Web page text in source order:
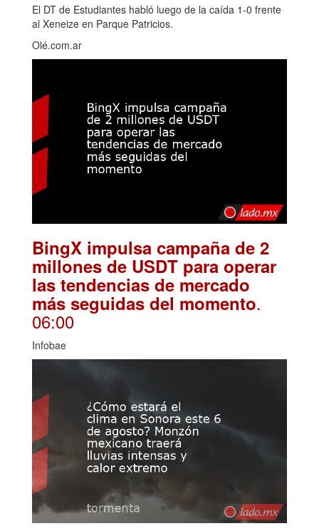
El DT de Estudiantes habló luego de la caída 1-0 frente
al Xeneize en Parque Patricios.
Olé.com.ar
BingX impulsa campaña de 2
millones de USDT para operar
las tendencias de mercado
más seguidas del momento.
06:00
Infobae